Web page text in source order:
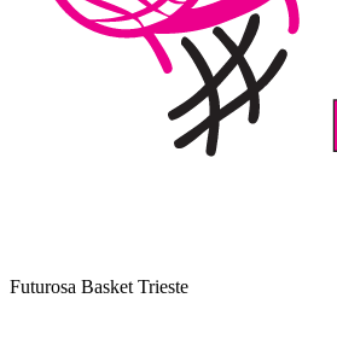
Futurosa Basket Trieste